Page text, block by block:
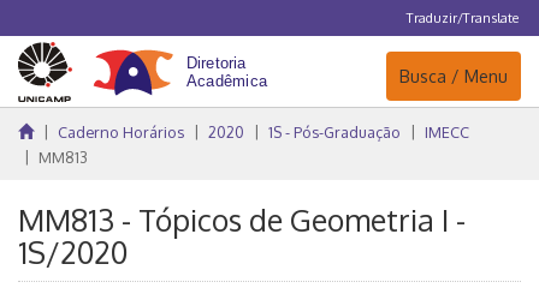
Traduzir/Translate
Navegação
Busca / Menu
Caderno Horários 2020 1S - Pós-Graduação
IMECC
MM813
MM813 - Tópicos de Geometria I -
1S/2020